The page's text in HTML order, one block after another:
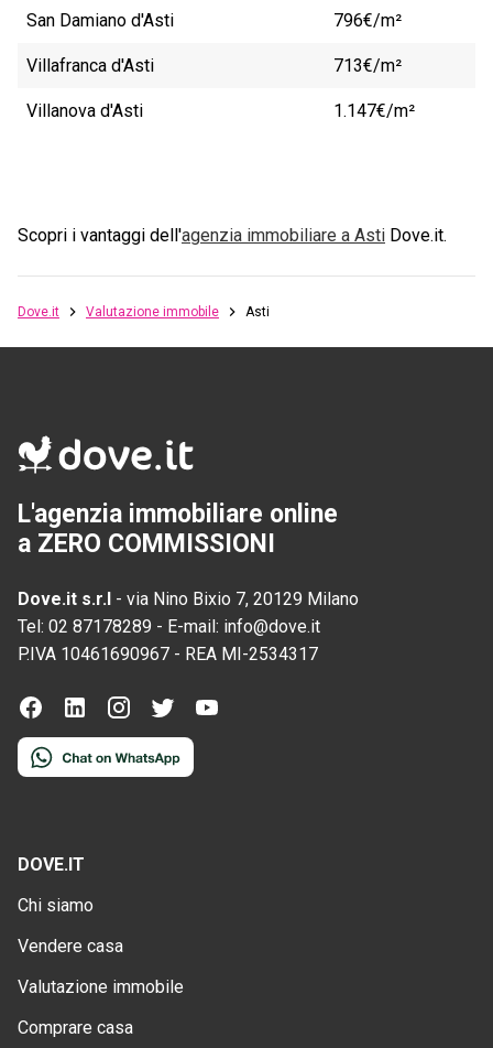
San Damiano d'Asti 796€/m²
Villafranca d'Asti 713€/m²
Villanova d'Asti 1.147€/m²
Scopri i vantaggi dell'agenzia immobiliare a Asti Dove.it.
Dove.it Valutazione immobile Asti
L'agenzia immobiliare online
a ZERO COMMISSIONI
Dove.it s.r.l - via Nino Bixio 7, 20129 Milano
Tel: 02 87178289 - E-mail: info@dove.it
P.IVA 10461690967 - REA MI-2534317
DOVE.IT
Chi siamo
Vendere casa
Valutazione immobile
Comprare casa